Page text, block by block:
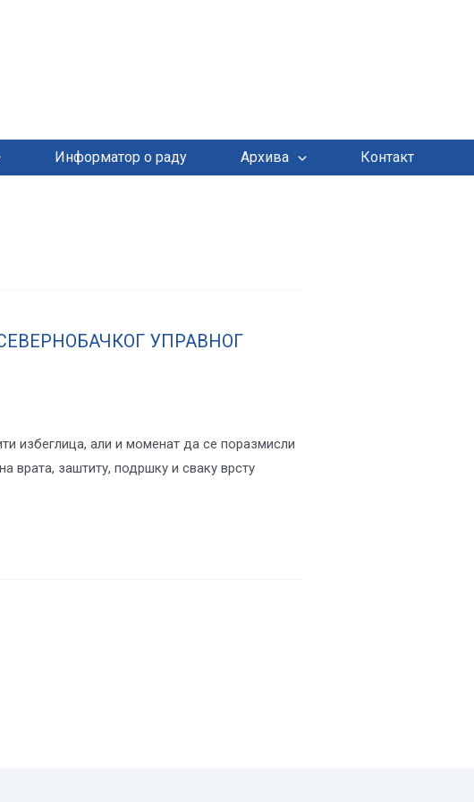
Информатор о раду Архива Контакт
УПРАВНОГ
избеглица, али и моменат да се поразмисли
врата, заштиту, подршку и сваку врсту